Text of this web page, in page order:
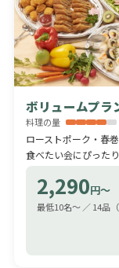
ボリュームプラ
料理の量
ローストポーク・春
食べたい会にぴったり
2,290円〜
最低10名〜 ／ 14品（